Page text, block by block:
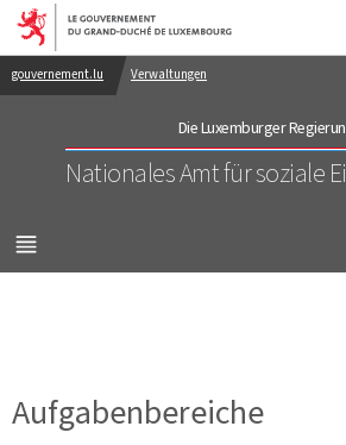
Zur Hauptnavigation
Zum Inhalt
gouvernement.lu Verwaltungen
Die Luxemburger
Nationales Amt für soziale
MENÜ
HAUPT-
Aufgabenbereiche